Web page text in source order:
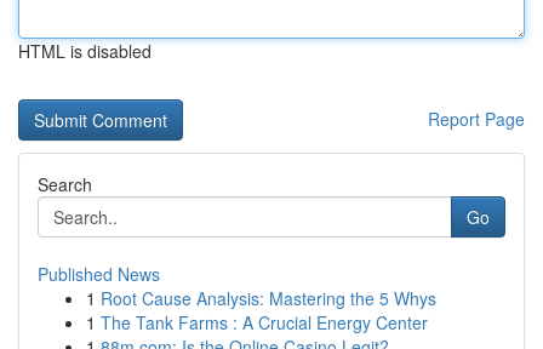
HTML is disabled
Report Page
Search
Go
Published News
1 Root Cause Analysis: Mastering the 5 Whys
1 The Tank Farms : A Crucial Energy Center